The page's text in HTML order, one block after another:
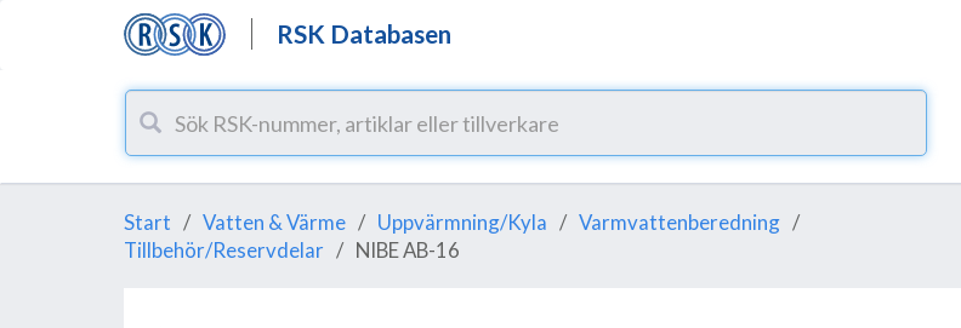
RSK Databasen
Start Vatten & Värme Uppvärmning/Kyla
Varmvattenberedning
Tillbehör/Reservdelar
NIBE AB-16